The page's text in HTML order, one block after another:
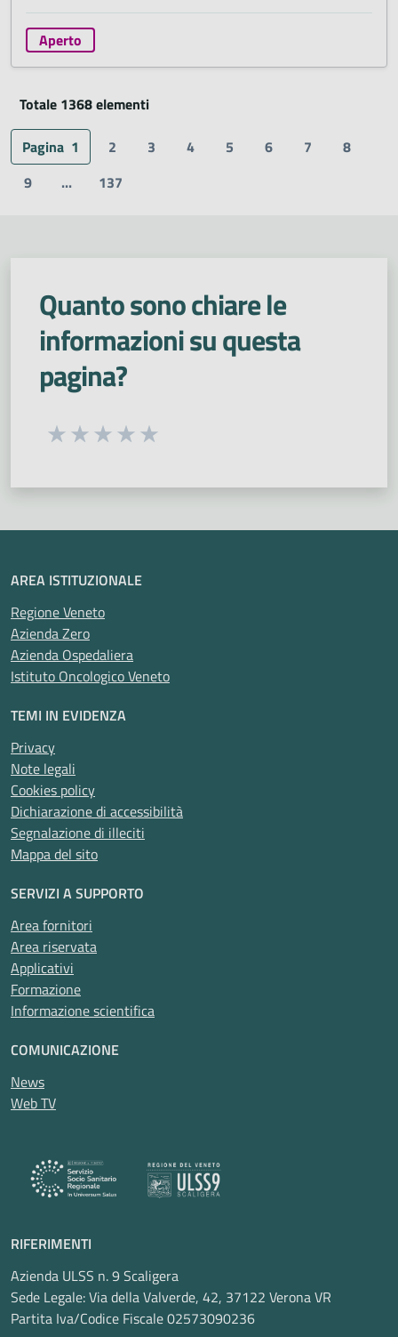
Aperto
Totale 1368 elementi
Pagina 1 2 3 4 5 6 7
8
9
... 137
Quanto sono chiare le
informazioni su questa
pagina?
Seleziona una valutazione da 1 a 5 stelle
AREA ISTITUZIONALE
Regione Veneto
Azienda Zero
Azienda Ospedaliera
Istituto Oncologico Veneto
TEMI IN EVIDENZA
Privacy
Note legali
Cookies policy
Dichiarazione di accessibilità
Segnalazione di illeciti
Mappa del sito
SERVIZI A SUPPORTO
Area fornitori
Area riservata
Applicativi
Formazione
Informazione scientifica
COMUNICAZIONE
News
Web TV
RIFERIMENTI
Azienda ULSS n. 9 Scaligera
Sede Legale: Via della Valverde, 42, 37122 Verona VR
Partita Iva/Codice Fiscale 02573090236